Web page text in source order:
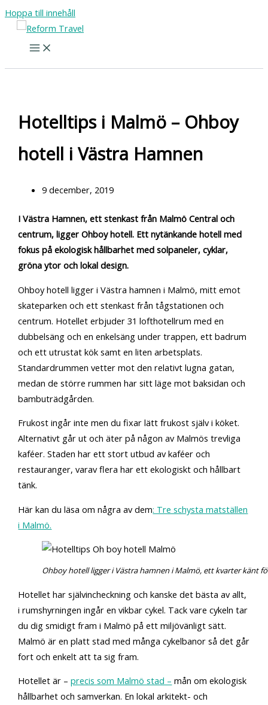
Hoppa till innehåll
Hotelltips i Malmö – Ohboy
hotell i Västra Hamnen
9 december, 2019
I Västra Hamnen, ett stenkast från Malmö Central och
centrum, ligger Ohboy hotell. Ett nytänkande hotell med
fokus på ekologisk hållbarhet med solpaneler, cyklar,
gröna ytor och lokal design.
Ohboy hotell ligger i Västra hamnen i Malmö, mitt emot
skateparken och ett stenkast från tågstationen och
centrum. Hotellet erbjuder 31 lofthotellrum med en
dubbelsäng och en enkelsäng under trappen, ett badrum
och ett utrustat kök samt en liten arbetsplats.
Standardrummen vetter mot den relativt lugna gatan,
medan de större rummen har sitt läge mot baksidan och
bambuträdgården.
Frukost ingår inte men du fixar lätt frukost själv i köket.
Alternativt går ut och äter på någon av Malmös trevliga
kaféer. Staden har ett stort utbud av kaféer och
restauranger, varav flera har ett ekologiskt och hållbart
tänk.
Här kan du läsa om några av dem: Tre schysta matställen
i Malmö.
Ohboy hotell ligger i Västra hamnen i Malmö, ett kvarter känt
Hotellet har självincheckning och kanske det bästa av allt,
i rumshyrningen ingår en vikbar cykel. Tack vare cykeln tar
du dig smidigt fram i Malmö på ett miljövänligt sätt.
Malmö är en platt stad med många cykelbanor så det går
fort och enkelt att ta sig fram.
Hotellet är –precis som Malmö stad – mån om ekologisk
hållbarhet och samverkan. En lokal arkitekt- och